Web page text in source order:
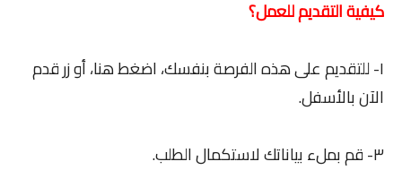
كيفية التقديم للعمل؟
١- للتقديم على هذه الفرصة بنفسك، اضغط هنا، أو زر قدم
الآن بالأسفل.
٣- قم بملء بياناتك لاستكمال الطلب.